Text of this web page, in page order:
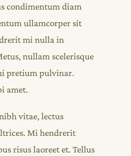
condimentum diam
ullamcorper sit
mi nulla in
nullam scelerisque
pretium pulvinar.
amet.
vitae, lectus
Mi hendrerit
risus laoreet et. Tellus